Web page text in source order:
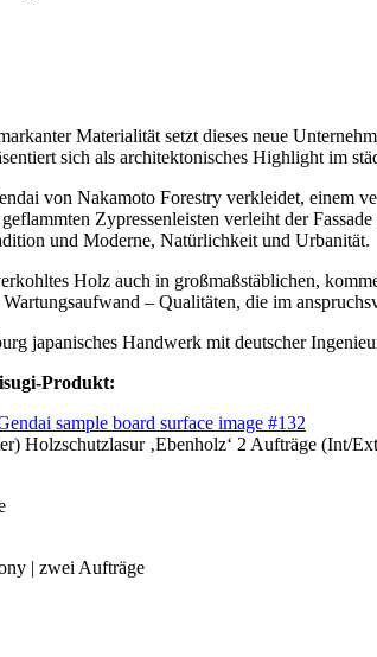
Materialität setzt dieses neue
sich als architektonisches Highlight im
von Nakamoto Forestry verkleidet, einem
Zypressenleisten verleiht der
und Moderne, Natürlichkeit und Urbanität.
Holz auch in großmaßstäblichen,
– Qualitäten, die im
japanisches Handwerk mit deutscher
Produkt:
Holzschutzlasur ‚Ebenholz‘ 2 Aufträge (Int/
| zwei Aufträge